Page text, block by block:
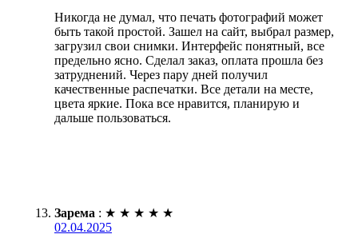
Никогда не думал, что печать фотографий может
быть такой простой. Зашел на сайт, выбрал размер,
загрузил свои снимки. Интерфейс понятный, все
предельно ясно. Сделал заказ, оплата прошла без
затруднений. Через пару дней получил
качественные распечатки. Все детали на месте,
цвета яркие. Пока все нравится, планирую и
дальше пользоваться.
Зарема : ★ ★ ★ ★ ★
02.04.2025